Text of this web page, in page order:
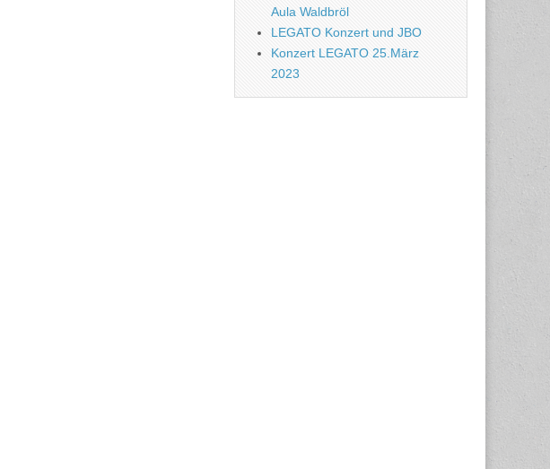
Aula Waldbröl
LEGATO Konzert und JBO
Konzert LEGATO 25.März
2023